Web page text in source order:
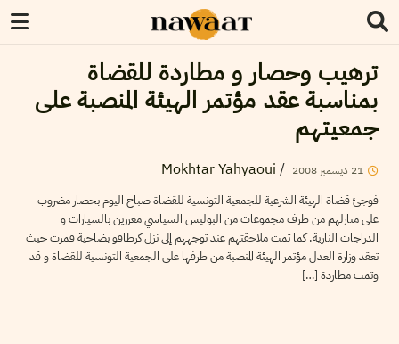
ترهيب وحصار و مطاردة للقضاة
بمناسبة عقد مؤتمر الهيئة المنصبة على
جمعيتهم
21 ديسمبر 2008
/
Mokhtar Yahyaoui
فوجئ قضاة الهيئة الشرعية للجمعية التونسية للقضاة صباح اليوم بحصار مضروب
على منازلهم من طرف مجموعات من البوليس السياسي معززين بالسيارات و
الدراجات النارية. كما تمت ملاحقتهم عند توجههم إلى نزل كرطاقو بضاحية قمرت حيث
تعقد وزارة العدل مؤتمر الهيئة المنصبة من طرفها على الجمعية التونسية للقضاة و قد
وتمت مطاردة […]